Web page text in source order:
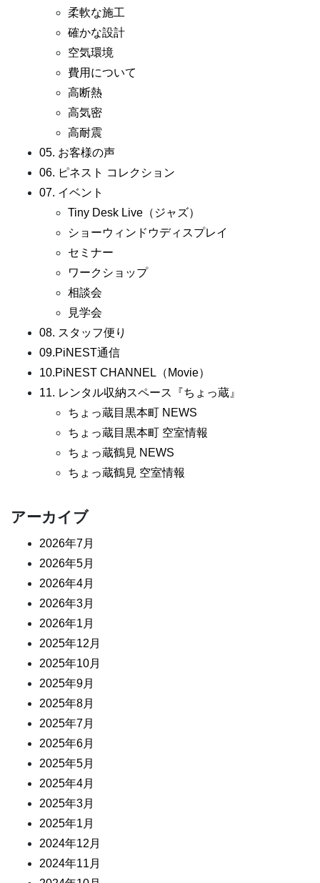
柔軟な施工
確かな設計
空気環境
費用について
高断熱
高気密
高耐震
05. お客様の声
06. ピネスト コレクション
07. イベント
Tiny Desk Live（ジャズ）
ショーウィンドウディスプレイ
セミナー
ワークショップ
相談会
見学会
08. スタッフ便り
09.PiNEST通信
10.PiNEST CHANNEL（Movie）
11. レンタル収納スペース『ちょっ蔵』
ちょっ蔵目黒本町 NEWS
ちょっ蔵目黒本町 空室情報
ちょっ蔵鶴見 NEWS
ちょっ蔵鶴見 空室情報
アーカイブ
2026年7月
2026年5月
2026年4月
2026年3月
2026年1月
2025年12月
2025年10月
2025年9月
2025年8月
2025年7月
2025年6月
2025年5月
2025年4月
2025年3月
2025年1月
2024年12月
2024年11月